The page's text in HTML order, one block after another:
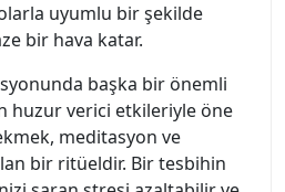
uyumlu bir şekilde
bir hava katar.
başka bir önemli
huzur verici etkileriyle öne
meditasyon ve
bir ritüeldir. Bir tesbihin